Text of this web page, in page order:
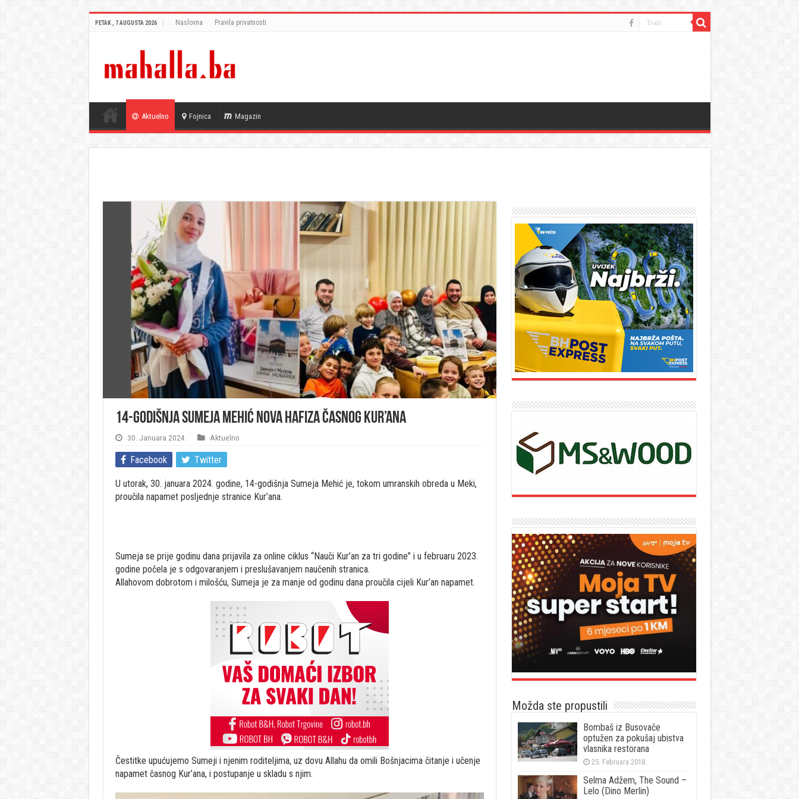
PETAK , 7 AUGUSTA 2026 Naslovna Pravila privatnosti
Aktuelno Fojnica Magazin
14-godišnja Sumeja Mehić nova hafiza Časnog Kur’ana
30. Januara 2024. Aktuelno
Facebook Twitter
U utorak, 30. januara 2024. godine, 14-godišnja Sumeja Mehić je, tokom umranskih obreda u Meki,
proučila napamet posljednje stranice Kur’ana.
Sumeja se prije godinu dana prijavila za online ciklus “Nauči Kur’an za tri godine” i u februaru 2023.
godine počela je s odgovaranjem i preslušavanjem naučenih stranica.
Allahovom dobrotom i milošću, Sumeja je za manje od godinu dana proučila cijeli Kur’an napamet.
Čestitke upućujemo Sumeji i njenim roditeljima, uz dovu Allahu da omili Bošnjacima čitanje i učenje
napamet časnog Kur’ana, i postupanje u skladu s njim.
Možda ste propustili
Bombaš iz Busovače
optužen za pokušaj ubistva
vlasnika restorana
25. Februara 2018.
Selma Adžem, The Sound –
Lelo (Dino Merlin)